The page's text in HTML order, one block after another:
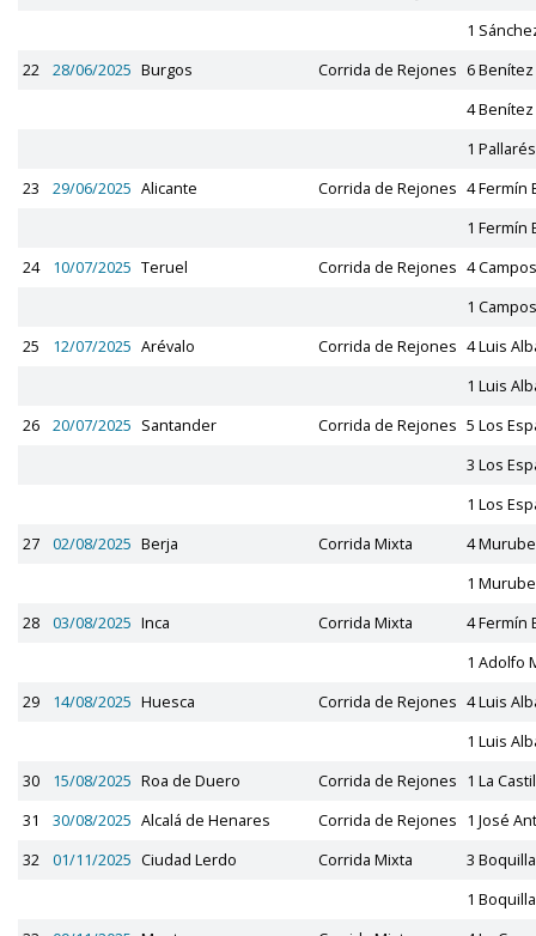
1
22
28/06/2025 Burgos Corrida de Rejones 6
4
1 Pallarés
23
29/06/2025 Alicante Corrida de Rejones 4 Fermín
1 Fermín
24
10/07/2025 Teruel Corrida de Rejones 4
1
25
12/07/2025 Arévalo Corrida de Rejones 4 Luis
1 Luis
26
20/07/2025 Santander Corrida de Rejones 5 Los
3 Los
1 Los
27
02/08/2025 Berja Corrida Mixta
4 Murube
1 Murube
28
03/08/2025 Inca Corrida Mixta
4 Fermín
1 Adolfo
29
14/08/2025 Huesca Corrida de Rejones 4 Luis
1 Luis
30
15/08/2025 Roa de Duero Corrida de Rejones 1 La
31
30/08/2025 Alcalá de Henares Corrida de Rejones 1 José
32
01/11/2025 Ciudad Lerdo Corrida Mixta
3
1